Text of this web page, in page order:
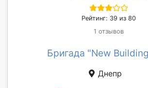
Рейтинг: 39 из 80
1 отзывов
Бригада "New
Днепр